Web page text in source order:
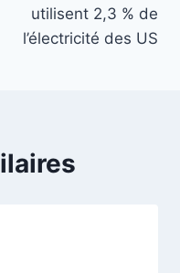
utilisent 2,3 % de
l’électricité des US